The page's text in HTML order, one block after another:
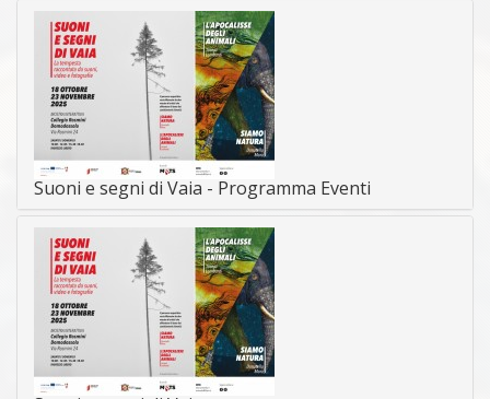
Suoni e segni di Vaia - Programma Eventi